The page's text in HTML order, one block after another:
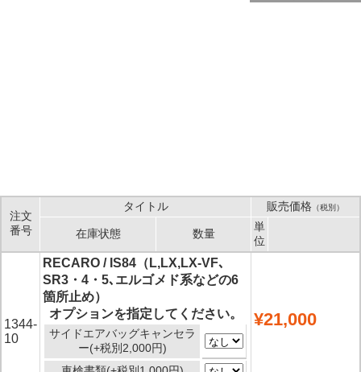
注文
番号
タイトル 販売価格 （税別）
在庫状態 数量
単
位
1344-
10
RECARO / IS84（L,LX,LX-VF､
SR3・4・5､エルゴメド系などの6
箇所止め）
オプションを指定してください。
サイドエアバッグキャンセラ
ー(+税別2,000円)
¥21,000